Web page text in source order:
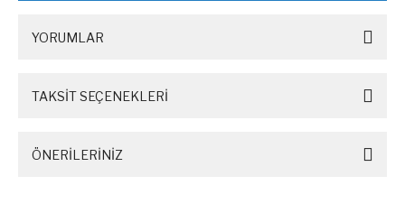
YORUMLAR
TAKSİT SEÇENEKLERİ
ÖNERİLERİNİZ